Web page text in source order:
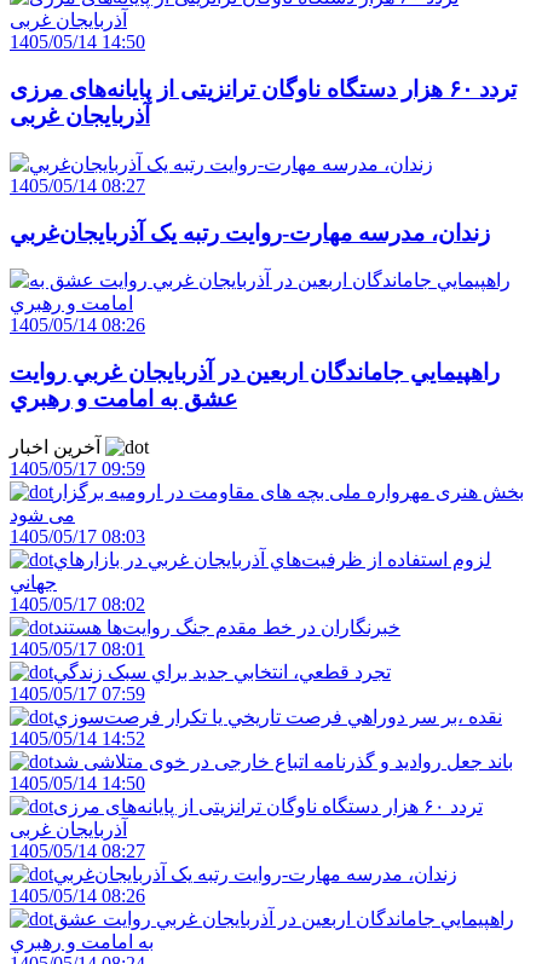
1405/05/14 14:50
تردد ۶۰ هزار دستگاه ناوگان ترانزیتی از پایانه‌های مرزی
آذربایجان ‌غربی
1405/05/14 08:27
زندان، مدرسه مهارت-روايت رتبه يک آذربايجان‌غربي
1405/05/14 08:26
راهپيمايي جاماندگان اربعين در آذربايجان غربي روايت
عشق به امامت و رهبري
1405/05/17 09:59
بخش هنری مهرواره ملی بچه های مقاومت در ارومیه برگزار
می شود
1405/05/17 08:03
لزوم استفاده از ظرفيت‌هاي آذربايجان غربي در بازارهاي
جهاني
1405/05/17 08:02
خبرنگاران در خط مقدم جنگ روايت‌ها هستند
1405/05/17 08:01
تجرد قطعي، انتخابي جديد براي سبک زندگي
1405/05/17 07:59
نقده ،بر سر دوراهي فرصت تاريخي يا تکرار فرصت‌سوزي
1405/05/14 14:52
باند جعل روادید و گذرنامه اتباع خارجی در خوی متلاشی شد
1405/05/14 14:50
تردد ۶۰ هزار دستگاه ناوگان ترانزیتی از پایانه‌های مرزی
آذربایجان ‌غربی
1405/05/14 08:27
زندان، مدرسه مهارت-روايت رتبه يک آذربايجان‌غربي
1405/05/14 08:26
راهپيمايي جاماندگان اربعين در آذربايجان غربي روايت عشق
به امامت و رهبري